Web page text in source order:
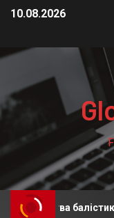
10.08.2026
балістики в